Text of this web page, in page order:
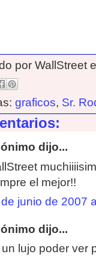
porWallStreet
graficos, Sr.
dijo...
el mejor!!
junio de 2007
dijo...
un lujo poder ver